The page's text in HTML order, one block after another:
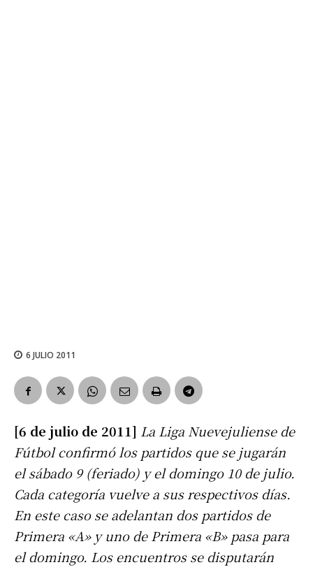
6 JULIO 2011
[6 de julio de 2011] La Liga Nuevejuliense de
Fútbol confirmó los partidos que se jugarán
el sábado 9 (feriado) y el domingo 10 de julio.
Cada categoría vuelve a sus respectivos días.
En este caso se adelantan dos partidos de
Primera «A» y uno de Primera «B» pasa para
el domingo. Los encuentros se disputarán